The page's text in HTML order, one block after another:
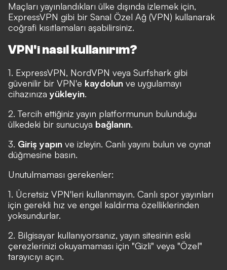
Maçları yayınlandıkları ülke dışında izlemek için,
ExpressVPN gibi bir Sanal Özel Ağ (VPN) kullanarak
coğrafi kısıtlamaları aşabilirsiniz.
VPN'i nasıl kullanırım?
1. ExpressVPN, NordVPN veya Surfshark gibi
güvenilir bir VPN'e kaydolun ve uygulamayı
cihazınıza yükleyin.
2. Tercih ettiğiniz yayın platformunun bulunduğu
ülkedeki bir sunucuya bağlanın.
3. Giriş yapın ve izleyin. Canlı yayını bulun ve oynat
düğmesine basın.
Unutulmaması gerekenler:
1. Ücretsiz VPN'leri kullanmayın. Canlı spor yayınları
için gerekli hız ve engel kaldırma özelliklerinden
yoksundurlar.
2. Bilgisayar kullanıyorsanız, yayın sitesinin eski
çerezlerinizi okuyamaması için "Gizli" veya "Özel"
tarayıcıyı açın.